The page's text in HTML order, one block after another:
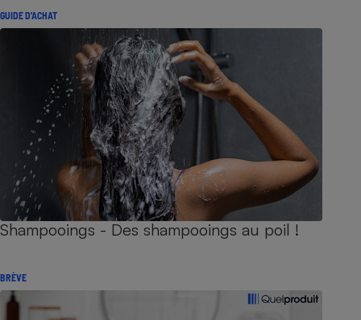
GUIDE D'ACHAT
Shampooings - Des shampooings au poil !
BRÈVE